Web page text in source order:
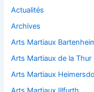
Actualités
Archives
Arts Martiaux
Arts Martiaux de la Thur
Arts Martiaux